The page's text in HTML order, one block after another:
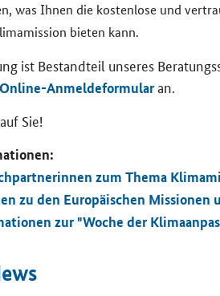
was Ihnen die kos­ten­lo­se und
bie­ten kann.
ist Be­stand­teil un­se­res
​Anmeldeformularan.
Sie!
zum Thema
zu den Eu­ro­päi­schen Mis­sio­nen
zur "Woche der